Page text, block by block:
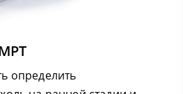
определить